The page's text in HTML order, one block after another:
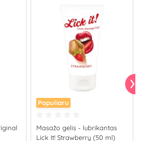
Populiaru
Masažo gelis - lubrikantas
Lick It! Strawberry (50 ml)